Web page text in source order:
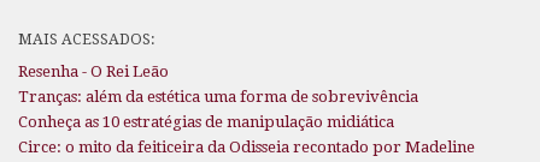
MAIS ACESSADOS:
Resenha - O Rei Leão
Tranças: além da estética uma forma de sobrevivência
Conheça as 10 estratégias de manipulação midiática
Circe: o mito da feiticeira da Odisseia recontado por Madeline